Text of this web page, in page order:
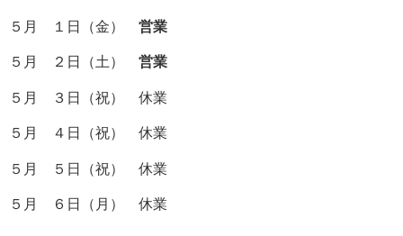
５月 １日（金） 営業
５月 ２日（土） 営業
５月 ３日（祝） 休業
５月 ４日（祝） 休業
５月 ５日（祝） 休業
５月 ６日（月） 休業